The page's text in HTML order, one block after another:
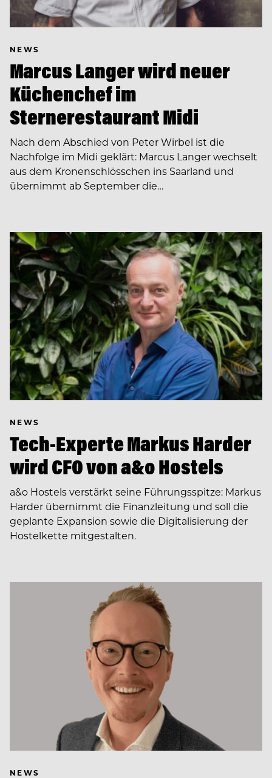
NEWS
Marcus Langer wird neuer
Küchenchef im
Sternerestaurant Midi
Nach dem Abschied von Peter Wirbel ist die
Nachfolge im Midi geklärt: Marcus Langer wechselt
aus dem Kronenschlösschen ins Saarland und
übernimmt ab September die…
NEWS
Tech-Experte Markus Harder
wird CFO von a&o Hostels
a&o Hostels verstärkt seine Führungsspitze: Markus
Harder übernimmt die Finanzleitung und soll die
geplante Expansion sowie die Digitalisierung der
Hostelkette mitgestalten.
NEWS